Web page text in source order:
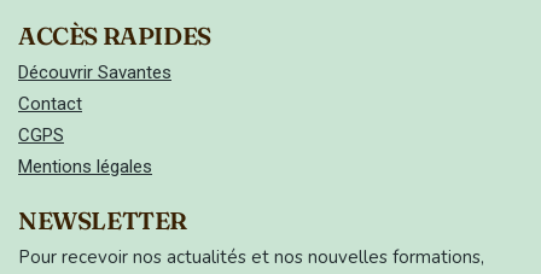
ACCÈS RAPIDES
Découvrir Savantes
Contact
CGPS
Mentions légales
NEWSLETTER
Pour recevoir nos actualités et nos nouvelles formations,